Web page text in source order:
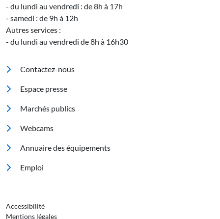
- du lundi au vendredi : de 8h à 17h
- samedi : de 9h à 12h
Autres services :
- du lundi au vendredi de 8h à 16h30
Pied de page
Contactez-nous
Espace presse
Marchés publics
Footer 2
Webcams
Annuaire des équipements
Emploi
Pied de page 3
Accessibilité
Mentions légales